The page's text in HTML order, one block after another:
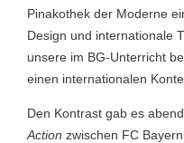
Pinakothek der Moderne
Design und internationale
unsere im BG-Unterricht
einen internationalen
Den Kontrast gab es
Action zwischen FC